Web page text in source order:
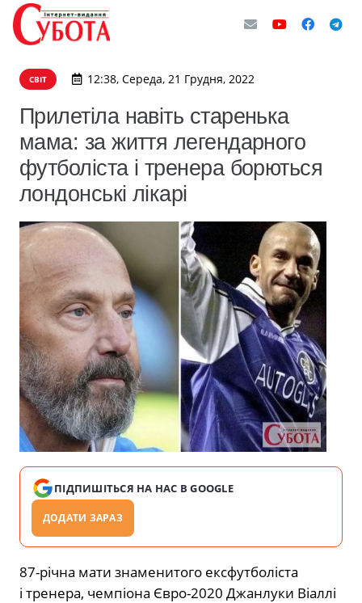
СВІТ 12:38, Середа, 21 Грудня, 2022
Прилетіла навіть старенька
мама: за життя легендарного
футболіста і тренера борються
лондонські лікарі
ПІДПИШІТЬСЯ НА НАС В GOOGLE
ДОДАТИ ЗАРАЗ
87-річна мати знаменитого ексфутболіста
і тренера, чемпіона Євро-2020 Джанлуки Віаллі